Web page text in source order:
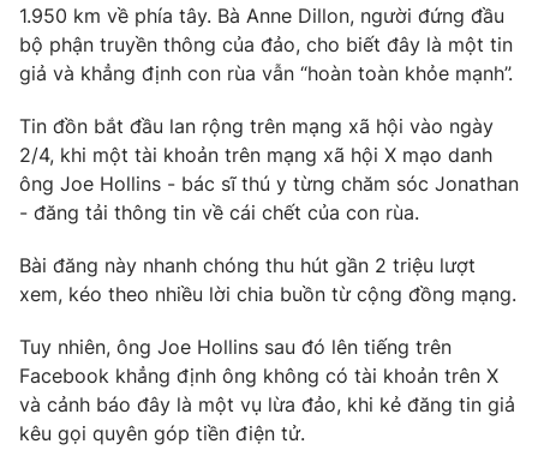
Tư vấn
Chuyên mục khác
Photo Infographic
VTV Money VTV Thể thao
VTV Sức khoẻ Bất động sản
1.950 km về phía tây. Bà Anne Dillon, người đứng đầu
bộ phận truyền thông của đảo, cho biết đây là một tin
giả và khẳng định con rùa vẫn “hoàn toàn khỏe mạnh”.
Tin đồn bắt đầu lan rộng trên mạng xã hội vào ngày
2/4, khi một tài khoản trên mạng xã hội X mạo danh
ông Joe Hollins - bác sĩ thú y từng chăm sóc Jonathan
- đăng tải thông tin về cái chết của con rùa.
Bài đăng này nhanh chóng thu hút gần 2 triệu lượt
xem, kéo theo nhiều lời chia buồn từ cộng đồng mạng.
Tuy nhiên, ông Joe Hollins sau đó lên tiếng trên
Facebook khẳng định ông không có tài khoản trên X
và cảnh báo đây là một vụ lừa đảo, khi kẻ đăng tin giả
kêu gọi quyên góp tiền điện tử.